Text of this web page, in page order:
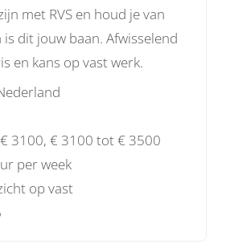
met RVS en houd je van
is dit jouw baan. Afwisselend
en kans op vast werk.
3100, € 3100 tot € 3500
per week
op vast